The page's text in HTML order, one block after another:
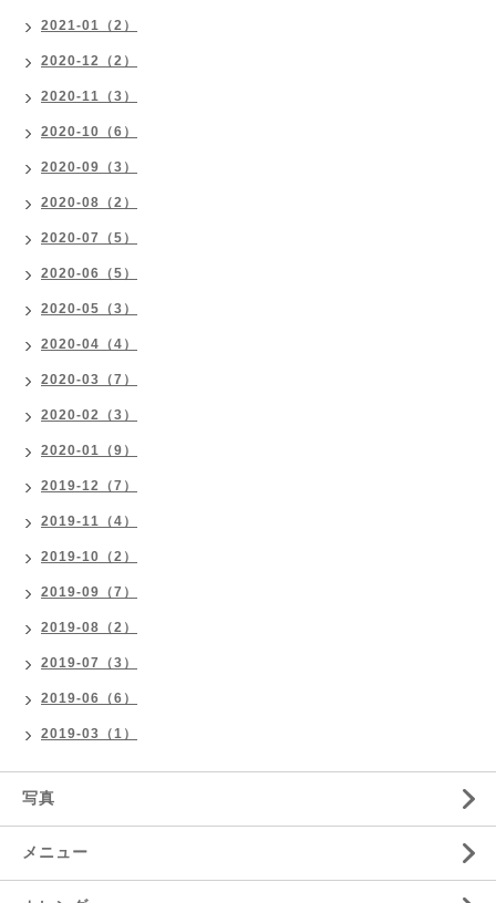
2021-01（2）
2020-12（2）
2020-11（3）
2020-10（6）
2020-09（3）
2020-08（2）
2020-07（5）
2020-06（5）
2020-05（3）
2020-04（4）
2020-03（7）
2020-02（3）
2020-01（9）
2019-12（7）
2019-11（4）
2019-10（2）
2019-09（7）
2019-08（2）
2019-07（3）
2019-06（6）
2019-03（1）
写真
メニュー